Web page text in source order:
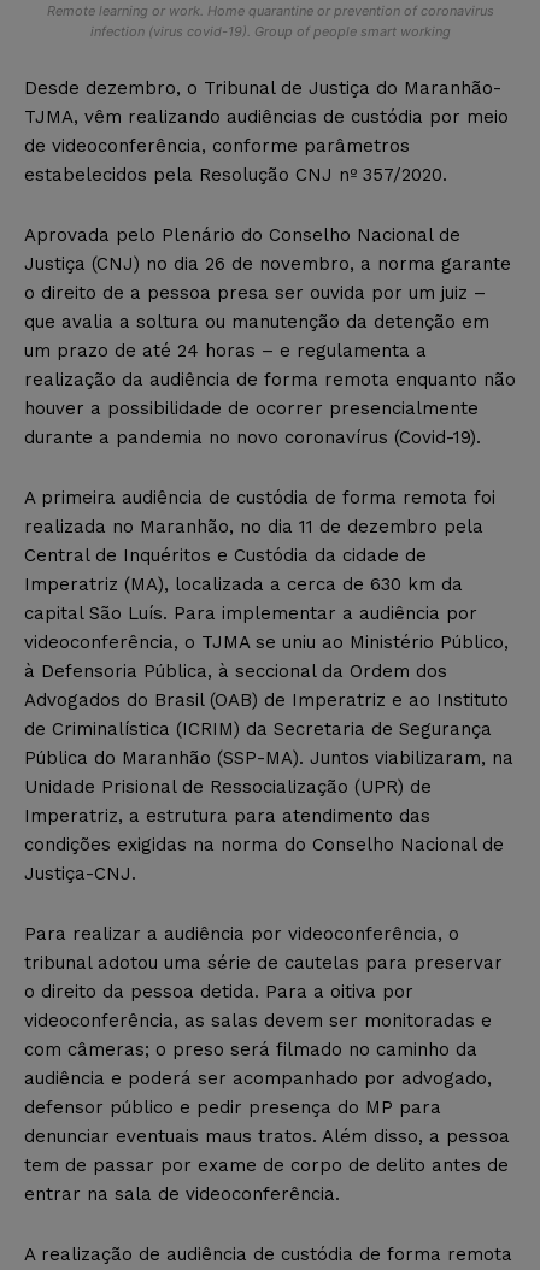
Remote learning or work. Home quarantine or prevention of coronavirus
infection (virus covid-19). Group of people smart working
Desde dezembro, o Tribunal de Justiça do Maranhão-
TJMA, vêm realizando audiências de custódia por meio
de videoconferência, conforme parâmetros
estabelecidos pela Resolução CNJ nº 357/2020.
Aprovada pelo Plenário do Conselho Nacional de
Justiça (CNJ) no dia 26 de novembro, a norma garante
o direito de a pessoa presa ser ouvida por um juiz –
que avalia a soltura ou manutenção da detenção em
um prazo de até 24 horas – e regulamenta a
realização da audiência de forma remota enquanto não
houver a possibilidade de ocorrer presencialmente
durante a pandemia no novo coronavírus (Covid-19).
A primeira audiência de custódia de forma remota foi
realizada no Maranhão, no dia 11 de dezembro pela
Central de Inquéritos e Custódia da cidade de
Imperatriz (MA), localizada a cerca de 630 km da
capital São Luís. Para implementar a audiência por
videoconferência, o TJMA se uniu ao Ministério Público,
à Defensoria Pública, à seccional da Ordem dos
Advogados do Brasil (OAB) de Imperatriz e ao Instituto
de Criminalística (ICRIM) da Secretaria de Segurança
Pública do Maranhão (SSP-MA). Juntos viabilizaram, na
Unidade Prisional de Ressocialização (UPR) de
Imperatriz, a estrutura para atendimento das
condições exigidas na norma do Conselho Nacional de
Justiça-CNJ.
Para realizar a audiência por videoconferência, o
tribunal adotou uma série de cautelas para preservar
o direito da pessoa detida. Para a oitiva por
videoconferência, as salas devem ser monitoradas e
com câmeras; o preso será filmado no caminho da
audiência e poderá ser acompanhado por advogado,
defensor público e pedir presença do MP para
denunciar eventuais maus tratos. Além disso, a pessoa
tem de passar por exame de corpo de delito antes de
entrar na sala de videoconferência.
A realização de audiência de custódia de forma remota